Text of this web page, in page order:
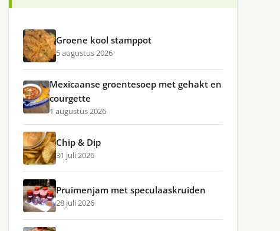
Groene kool stamppot
5 augustus 2026
Mexicaanse groentesoep met gehakt en
courgette
1 augustus 2026
Chip & Dip
31 juli 2026
Pruimenjam met speculaaskruiden
28 juli 2026